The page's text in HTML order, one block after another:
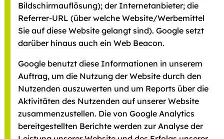
Bildschirmauflösung); der Internetanbieter; die
Referrer-URL (über welche Website/Werbemittel
Sie auf diese Website gelangt sind). Google setzt
darüber hinaus auch ein Web Beacon.
Google benutzt diese Informationen in unserem
Auftrag, um die Nutzung der Website durch den
Nutzenden auszuwerten und um Reports über die
Aktivitäten des Nutzenden auf unserer Website
zusammenzustellen. Die von Google Analytics
bereitgestellten Berichte werden zur Analyse der